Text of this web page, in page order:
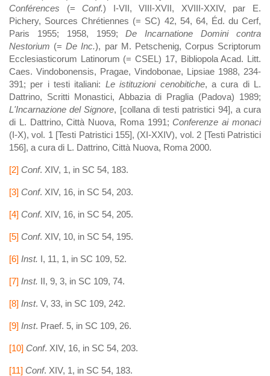
Conférences (= Conf.) I-VII, VIII-XVII, XVIII-XXIV, par E.
Pichery, Sources Chrétiennes (= SC) 42, 54, 64, Éd. du Cerf,
Paris 1955; 1958, 1959;De Incarnatione Domini contra
Nestorium (=De Inc.), par M. Petschenig, Corpus Scriptorum
Ecclesiasticorum Latinorum (= CSEL) 17, Bibliopola Acad. Litt.
Caes. Vindobonensis, Pragae, Vindobonae, Lipsiae 1988, 234-
391; per i testi italiani: Le istituzioni cenobitiche, a cura di L.
Dattrino, Scritti Monastici, Abbazia di Praglia (Padova) 1989;
L'Incarnazione del Signore, [collana di testi patristici 94], a cura
di L. Dattrino, Città Nuova, Roma 1991; Conferenze ai monaci
(I-X), vol. 1 [Testi Patristici 155], (XI-XXIV), vol. 2 [Testi Patristici
156], a cura di L. Dattrino, Città Nuova, Roma 2000.
[2] Conf. XIV, 1, in SC 54, 183.
[3] Conf. XIV, 16, in SC 54, 203.
[4] Conf. XIV, 16, in SC 54, 205.
[5] Conf. XIV, 10, in SC 54, 195.
[6] Inst. I, 11, 1, in SC 109, 52.
[7] Inst. II, 9, 3, in SC 109, 74.
[8] Inst. V, 33, in SC 109, 242.
[9] Inst. Praef. 5, in SC 109, 26.
[10] Conf. XIV, 16, in SC 54, 203.
[11] Conf. XIV, 1, in SC 54, 183.